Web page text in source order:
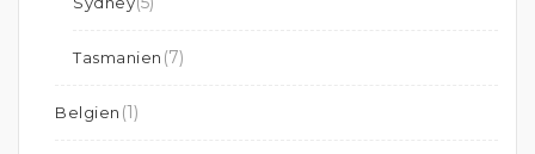
Tasmanien (7)
Belgien (1)